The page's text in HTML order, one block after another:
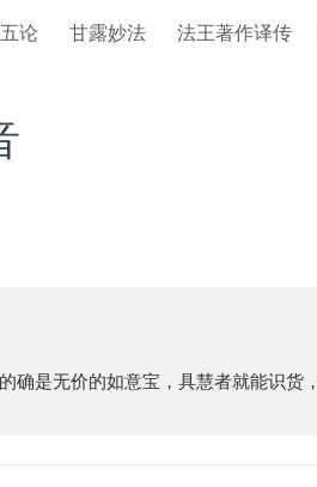
to navigation
论 甘露妙法 法王著作译传
是无价的如意宝，具慧者就能识货